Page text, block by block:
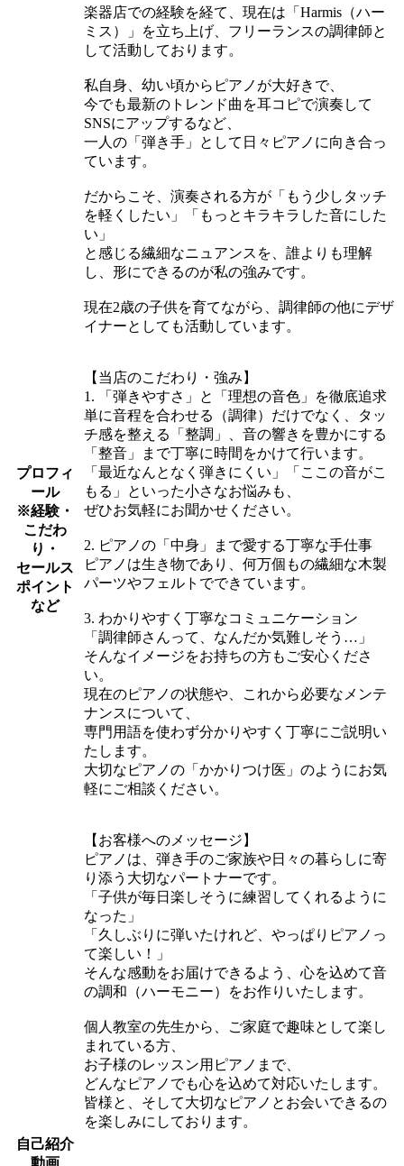
プロフィ
ール
※経験・
こだわ
り・
セールス
ポイント
など
楽器店での経験を経て、現在は「Harmis（ハー
ミス）」を立ち上げ、フリーランスの調律師と
して活動しております。
私自身、幼い頃からピアノが大好きで、
今でも最新のトレンド曲を耳コピで演奏して
SNSにアップするなど、
一人の「弾き手」として日々ピアノに向き合っ
ています。
だからこそ、演奏される方が「もう少しタッチ
を軽くしたい」「もっとキラキラした音にした
い」
と感じる繊細なニュアンスを、誰よりも理解
し、形にできるのが私の強みです。
現在2歳の子供を育てながら、調律師の他にデザ
イナーとしても活動しています。
【当店のこだわり・強み】
1. 「弾きやすさ」と「理想の音色」を徹底追求
単に音程を合わせる（調律）だけでなく、タッ
チ感を整える「整調」、音の響きを豊かにする
「整音」まで丁寧に時間をかけて行います。
「最近なんとなく弾きにくい」「ここの音がこ
もる」といった小さなお悩みも、
ぜひお気軽にお聞かせください。
2. ピアノの「中身」まで愛する丁寧な手仕事
ピアノは生き物であり、何万個もの繊細な木製
パーツやフェルトでできています。
3. わかりやすく丁寧なコミュニケーション
「調律師さんって、なんだか気難しそう…」
そんなイメージをお持ちの方もご安心くださ
い。
現在のピアノの状態や、これから必要なメンテ
ナンスについて、
専門用語を使わず分かりやすく丁寧にご説明い
たします。
大切なピアノの「かかりつけ医」のようにお気
軽にご相談ください。
【お客様へのメッセージ】
ピアノは、弾き手のご家族や日々の暮らしに寄
り添う大切なパートナーです。
「子供が毎日楽しそうに練習してくれるように
なった」
「久しぶりに弾いたけれど、やっぱりピアノっ
て楽しい！」
そんな感動をお届けできるよう、心を込めて音
の調和（ハーモニー）をお作りいたします。
個人教室の先生から、ご家庭で趣味として楽し
まれている方、
お子様のレッスン用ピアノまで、
どんなピアノでも心を込めて対応いたします。
皆様と、そして大切なピアノとお会いできるの
を楽しみにしております。
自己紹介
動画